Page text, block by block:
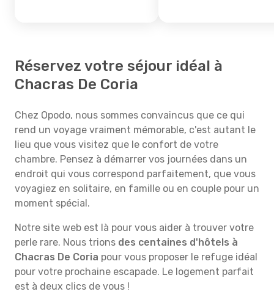
Réservez votre séjour idéal à
Chacras De Coria
Chez Opodo, nous sommes convaincus que ce qui
rend un voyage vraiment mémorable, c'est autant le
lieu que vous visitez que le confort de votre
chambre. Pensez à démarrer vos journées dans un
endroit qui vous correspond parfaitement, que vous
voyagiez en solitaire, en famille ou en couple pour un
moment spécial.
Notre site web est là pour vous aider à trouver votre
perle rare. Nous trions des centaines d'hôtels à
Chacras De Coria pour vous proposer le refuge idéal
pour votre prochaine escapade. Le logement parfait
est à deux clics de vous !